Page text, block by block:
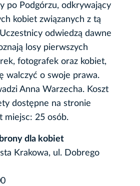
po Podgórzu, odkrywający
kobiet związanych z tą
odwiedzą dawne
losy pierwszych
fotografek oraz kobiet,
walczyć o swoje prawa.
Anna Warzecha. Koszt
dostępne na stronie
miejsc: 25 osób.
dla kobiet
Krakowa, ul. Dobrego